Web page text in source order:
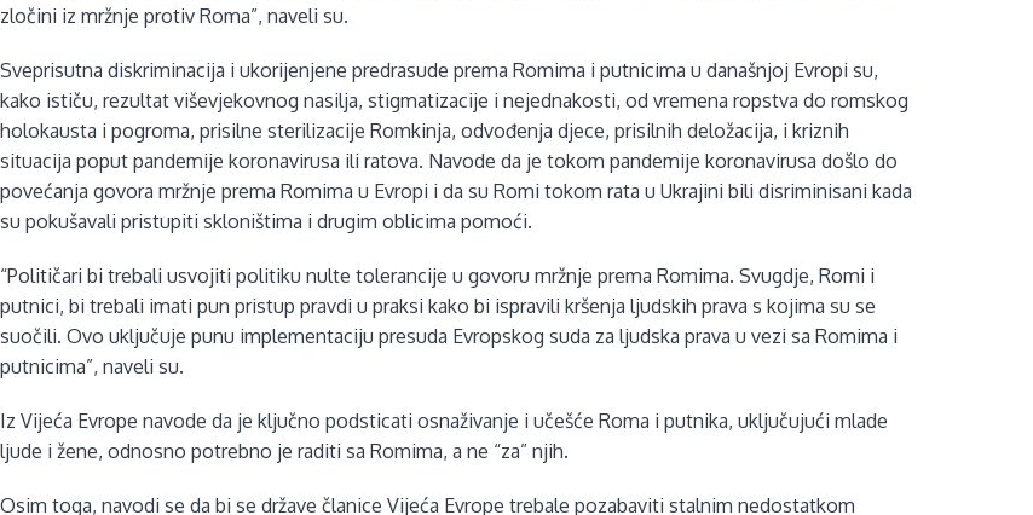
zločini iz mržnje protiv Roma”, naveli su.
Sveprisutna diskriminacija i ukorijenjene predrasude prema Romima i putnicima u današnjoj Evropi su,
kako ističu, rezultat viševjekovnog nasilja, stigmatizacije i nejednakosti, od vremena ropstva do romskog
holokausta i pogroma, prisilne sterilizacije Romkinja, odvođenja djece, prisilnih deložacija, i kriznih
situacija poput pandemije koronavirusa ili ratova. Navode da je tokom pandemije koronavirusa došlo do
povećanja govora mržnje prema Romima u Evropi i da su Romi tokom rata u Ukrajini bili disriminisani kada
su pokušavali pristupiti skloništima i drugim oblicima pomoći.
“Političari bi trebali usvojiti politiku nulte tolerancije u govoru mržnje prema Romima. Svugdje, Romi i
putnici, bi trebali imati pun pristup pravdi u praksi kako bi ispravili kršenja ljudskih prava s kojima su se
suočili. Ovo uključuje punu implementaciju presuda Evropskog suda za ljudska prava u vezi sa Romima i
putnicima”, naveli su.
Iz Vijeća Evrope navode da je ključno podsticati osnaživanje i učešće Roma i putnika, uključujući mlade
ljude i žene, odnosno potrebno je raditi sa Romima, a ne “za” njih.
Osim toga, navodi se da bi se države članice Vijeća Evrope trebale pozabaviti stalnim nedostatkom